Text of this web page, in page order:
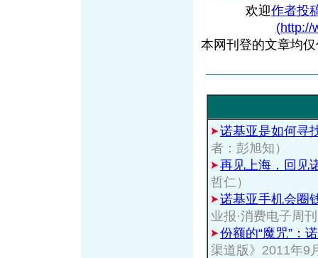
欢迎作者投
(http://
本网刊登的文章均
诺基亚是如何寻
者：彭旭知）
再见上海，回见
哲仁）
诺基亚手机会圈
业报·消费电子周
份额的“魔咒”：
渠道版》2011年9